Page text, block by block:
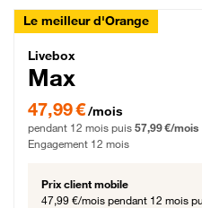
Le meilleur d'Orange
Livebox Max Fibre
Livebox
Max
47,99 € par mois pendant 12 mois
47,99 €/mois
pendant 12 mois puis 57,99 €/mois
Engagement 12 mois
Prix client mobile
47,99 €/mois pendant 12 mois